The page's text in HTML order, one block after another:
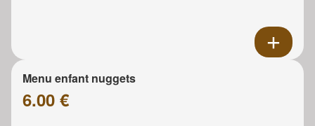
Menu enfant nuggets
6.00 €